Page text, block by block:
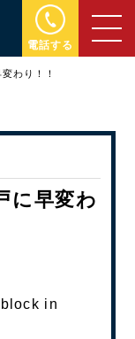
電話する
わり！！
に早変わ
in